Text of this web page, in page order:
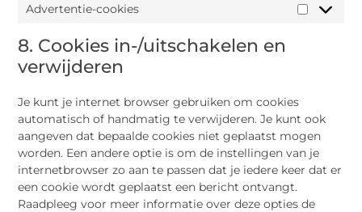
Advertentie-cookies
8. Cookies in-/uitschakelen en
verwijderen
Je kunt je internet browser gebruiken om cookies
automatisch of handmatig te verwijderen. Je kunt ook
aangeven dat bepaalde cookies niet geplaatst mogen
worden. Een andere optie is om de instellingen van je
internetbrowser zo aan te passen dat je iedere keer dat er
een cookie wordt geplaatst een bericht ontvangt.
Raadpleeg voor meer informatie over deze opties de